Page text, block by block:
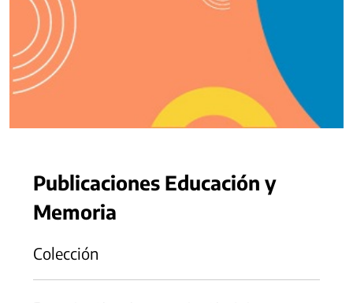
Publicaciones Educación y
Memoria
Colección